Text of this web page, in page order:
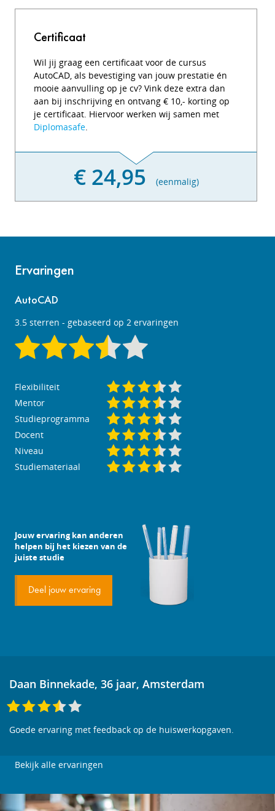
Certificaat
Wil jij graag een certificaat voor de cursus
AutoCAD, als bevestiging van jouw prestatie én
mooie aanvulling op je cv? Vink deze extra dan
aan bij inschrijving en ontvang € 10,- korting op
je certificaat. Hiervoor werken wij samen met
Diplomasafe.
€ 24,95 (eenmalig)
Ervaringen
AutoCAD
3.5 sterren - gebaseerd op 2 ervaringen
Flexibiliteit
Mentor
Studieprogramma
Docent
Niveau
Studiemateriaal
Jouw ervaring kan anderen
helpen bij het kiezen van de
juiste studie
Deel jouw ervaring
Daan Binnekade, 36 jaar, Amsterdam
Goede ervaring met feedback op de huiswerkopgaven.
Bekijk alle ervaringen